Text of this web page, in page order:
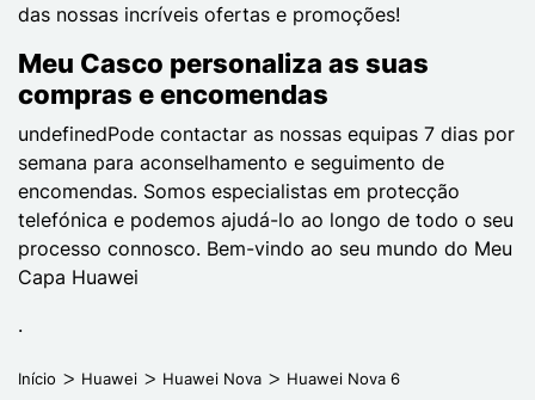
das nossas incríveis ofertas e promoções!
Meu Casco personaliza as suas
compras e encomendas
undefinedPode contactar as nossas equipas 7 dias por
semana para aconselhamento e seguimento de
encomendas. Somos especialistas em protecção
telefónica e podemos ajudá-lo ao longo de todo o seu
processo connosco. Bem-vindo ao seu mundo do Meu
Capa Huawei
.
Início Huawei Huawei Nova Huawei Nova 6